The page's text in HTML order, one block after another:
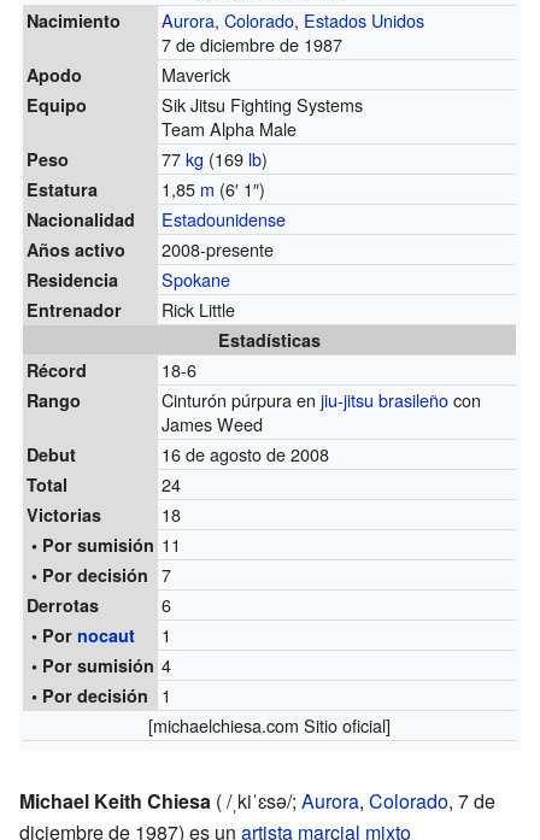
Nacimiento Aurora,Colorado, Estados Unidos
7 de diciembre de 1987
Apodo Maverick
Equipo
Sik Jitsu Fighting Systems
Team Alpha Male
Peso 77kg (169 lb)
Estatura 1,85 m (6′ 1″)
Nacionalidad Estadounidense
Años activo 2008-presente
Residencia Spokane
Entrenador Rick Little
Estadísticas
Récord
18-6
Rango Cinturón púrpura enjiu-jitsu brasileñocon
James Weed
Debut 16 de agosto de 2008
Total 24
Victorias 18
• Por sumisión 11
• Por decisión 7
Derrotas 6
• Por nocaut 1
• Por sumisión 4
• Por decisión
1
[michaelchiesa.com Sitio oficial]
Michael Keith Chiesa (/ˌ kiˈɛsə/; Aurora, Colorado, 7 de
diciembre de 1987) es un artista marcial mixto